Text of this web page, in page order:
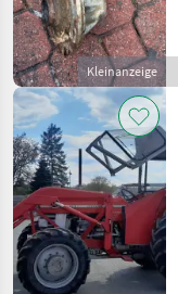
Kleinanzeige